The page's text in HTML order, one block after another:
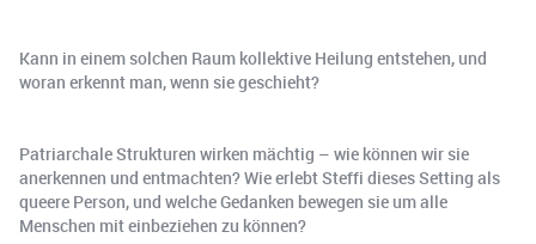
Kann in einem solchen Raum kollektive Heilung entstehen, und
woran erkennt man, wenn sie geschieht?
Patriarchale Strukturen wirken mächtig – wie können wir sie
anerkennen und entmachten? Wie erlebt Steffi dieses Setting als
queere Person, und welche Gedanken bewegen sie um alle
Menschen mit einbeziehen zu können?